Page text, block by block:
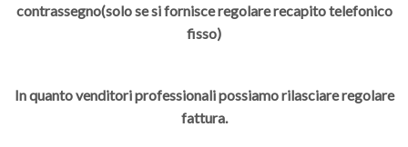
contrassegno(solo se si fornisce regolare recapito telefonico
fisso)
In quanto venditori professionali possiamo rilasciare regolare
fattura.